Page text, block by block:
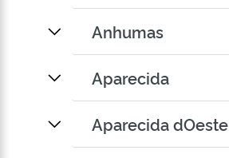
Anhumas
Aparecida
Aparecida dOeste